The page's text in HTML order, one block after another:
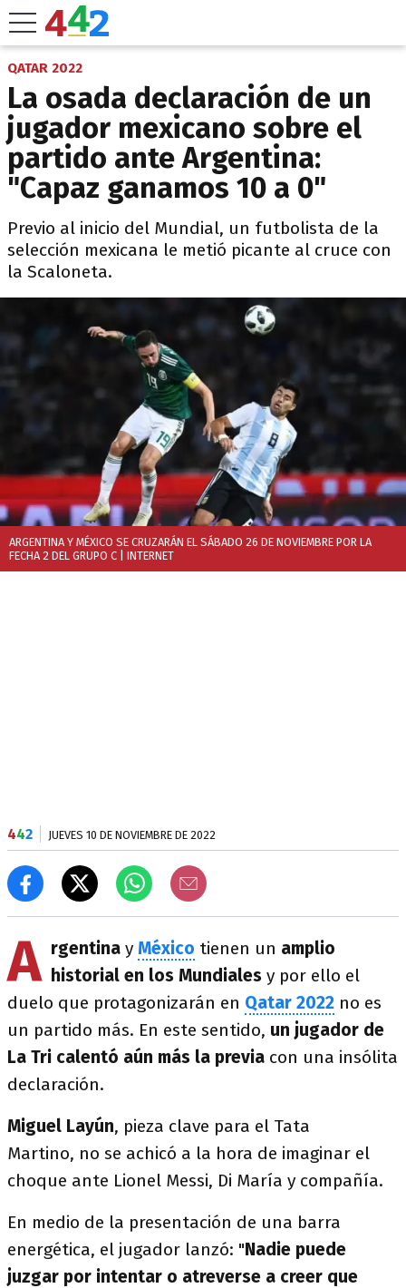
QATAR 2022
La osada declaración de un
jugador mexicano sobre el
partido ante Argentina:
"Capaz ganamos 10 a 0"
Previo al inicio del Mundial, un futbolista de la
selección mexicana le metió picante al cruce con
la Scaloneta.
ARGENTINA Y MÉXICO SE CRUZARÁN EL SÁBADO 26 DE NOVIEMBRE POR LA
FECHA 2 DEL GRUPO C | INTERNET
442 JUEVES 10 DE NOVIEMBRE DE 2022
A rgentina y México tienen un amplio
historial en los Mundiales y por ello el
duelo que protagonizarán en Qatar 2022 no es
un partido más. En este sentido, un jugador de
La Tri calentó aún más la previa con una insólita
declaración.
Miguel Layún, pieza clave para el Tata
Martino, no se achicó a la hora de imaginar el
choque ante Lionel Messi, Di María y compañía.
En medio de la presentación de una barra
energética, el jugador lanzó: "Nadie puede
juzgar por intentar o atreverse a creer que